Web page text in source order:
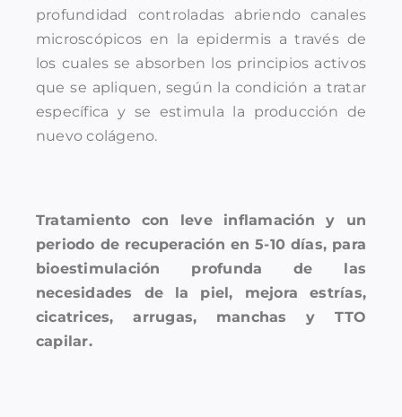
profundidad controladas abriendo canales
microscópicos en la epidermis a través de
los cuales se absorben los principios activos
que se apliquen, según la condición a tratar
específica y se estimula la producción de
nuevo colágeno.
Tratamiento con leve inflamación y un
periodo de recuperación en 5-10 días, para
bioestimulación profunda de las
necesidades de la piel, mejora estrías,
cicatrices, arrugas, manchas y TTO
capilar.